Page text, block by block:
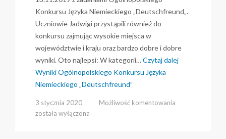
Konkursu Języka Niemieckiego „Deutschfreund„.
Uczniowie Jadwigi przystąpili również do
konkursu zajmując wysokie miejsca w
województwie i kraju oraz bardzo dobre i dobre
wyniki. Oto najlepsi: W kategorii…Czytaj dalej
Wyniki Ogólnopolskiego Konkursu Języka
Niemieckiego „Deutschfreund”
3 stycznia 2020 Możliwość komentowania
została wyłączona